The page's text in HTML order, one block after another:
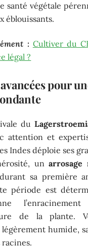
santé végétale
éblouissants.
: Cultiver du
légal ?
pour
du
attention et
Indes déploie ses
unarrosage
sa première
période est
de la plante.
humide,